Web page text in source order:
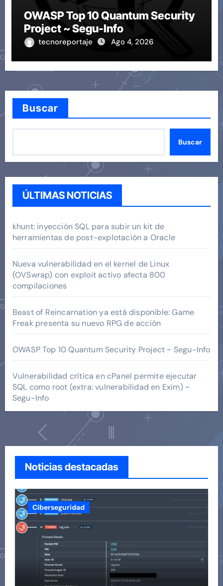
OWASP Top 10 Quantum Security
Project ~ Segu-Info
tecnoreportaje Ago 4, 2026
Buscar
Buscar
ÚLTIMAS NOTICIAS
khunt: inyección SQL para subir un kit de
herramientas de post-explotación a Oracle
Nueva vulnerabilidad en el kernel de Linux
(OVSwrap) con exploit activo afecta 800
compilaciones
Beast of Reincarnation ya está disponible: Game
Freak presenta su nuevo RPG de acción
OWASP Top 10 Quantum Security Project ~ Segu-Info
Vulnerabilidad crítica en cPanel permite ejecutar
SQL como root (extra: vulnerabilidad en Exim) ~
Segu-Info
Noticias destacadas
Ciberseguridad